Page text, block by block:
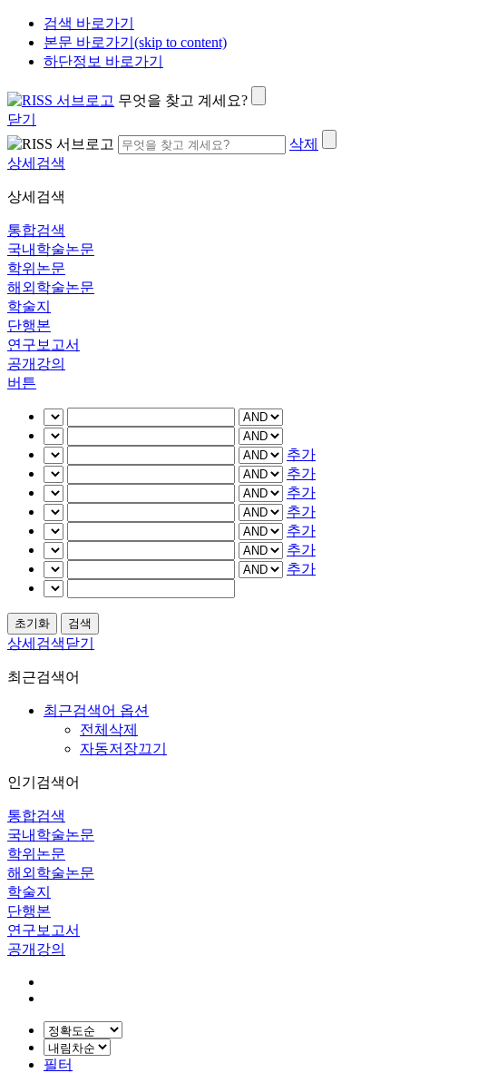
검색 바로가기
본문 바로가기(skip to content)
하단정보 바로가기
무엇을 찾고 계세요?
닫기
삭제
상세검색
상세검색
통합검색
국내학술논문
학위논문
해외학술논문
학술지
단행본
연구보고서
공개강의
버튼
추가
추가
추가
추가
추가
추가
추가
상세검색닫기
최근검색어
최근검색어 옵션
전체삭제
자동저장끄기
인기검색어
통합검색
국내학술논문
학위논문
해외학술논문
학술지
단행본
연구보고서
공개강의
필터